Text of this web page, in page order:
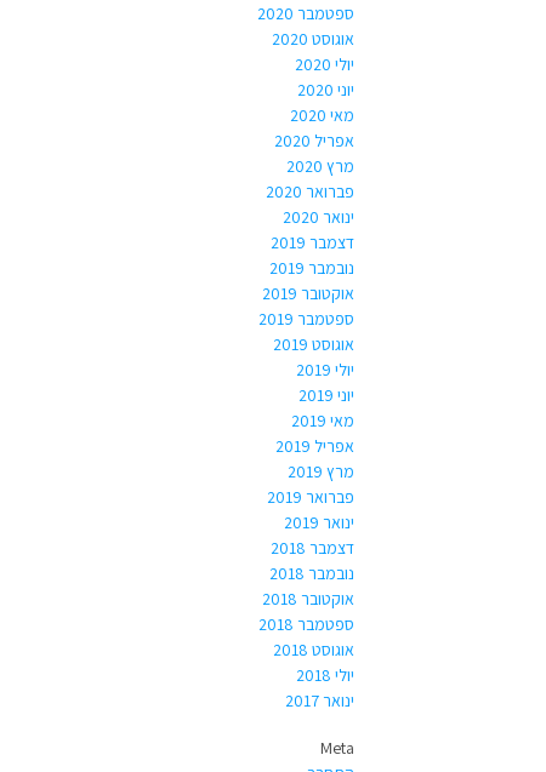
ספטמבר 2020
אוגוסט 2020
יולי 2020
יוני 2020
מאי 2020
אפריל 2020
מרץ 2020
פברואר 2020
ינואר 2020
דצמבר 2019
נובמבר 2019
אוקטובר 2019
ספטמבר 2019
אוגוסט 2019
יולי 2019
יוני 2019
מאי 2019
אפריל 2019
מרץ 2019
פברואר 2019
ינואר 2019
דצמבר 2018
נובמבר 2018
אוקטובר 2018
ספטמבר 2018
אוגוסט 2018
יולי 2018
ינואר 2017
Meta